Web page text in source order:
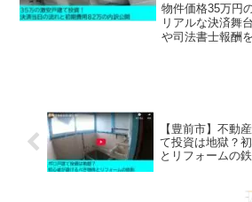
物件価格35万円
リアルな決済舞
や司法書士報酬
【豊前市】不動
て投資は地獄？
とリフォームの鉄